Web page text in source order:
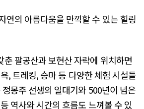
연의 아름다움을 만끽할 수 있는 힐링
춘 팔공산과 보현산 자락에 위치하면
, 트레킹, 승마 등 다양한 체험 시설들
몽주 선생의 일대기와 500년이 넘은
역사와 시간의 흐름도 느껴볼 수 있